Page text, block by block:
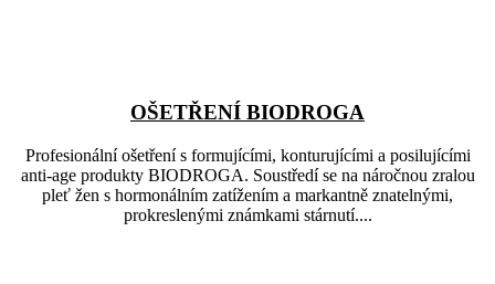
OŠETŘENÍ BIODROGA
Profesionální ošetření s formujícími, konturujícími a posilujícími
anti-age produkty BIODROGA. Soustředí se na náročnou zralou
pleť žen s hormonálním zatížením a markantně znatelnými,
prokreslenými známkami stárnutí....